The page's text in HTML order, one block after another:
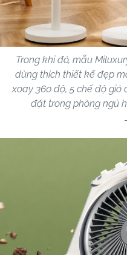
Trong khi đó, mẫu
dùng thích thiết kế đẹp
xoay 360 độ, 5 chế độ gió
đặt trong phòng ngủ